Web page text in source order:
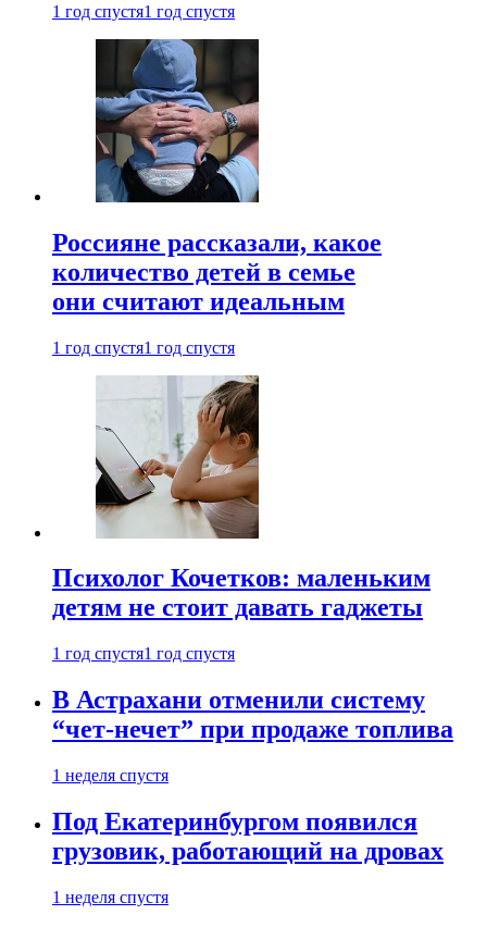
1 год спустя1 год спустя
Россияне рассказали, какое
количество детей в семье
они считают идеальным
1 год спустя1 год спустя
Психолог Кочетков: маленьким
детям не стоит давать гаджеты
1 год спустя1 год спустя
В Астрахани отменили систему
“чет-нечет” при продаже топлива
1 неделя спустя
Под Екатеринбургом появился
грузовик, работающий на дровах
1 неделя спустя